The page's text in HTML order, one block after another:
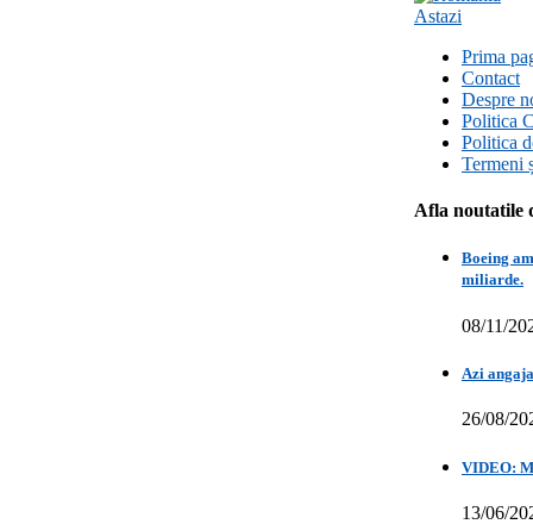
Prima
Contact
Despre
Politica
Politica
Termeni
Afla noutatile
Boeing
miliarde.
08/11/
Azi
26/08/
VIDEO:
13/06/